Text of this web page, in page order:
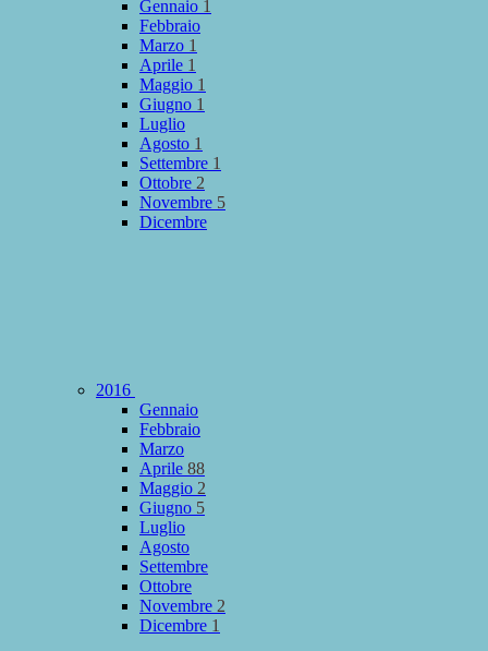
Gennaio 1
Febbraio
Marzo 1
Aprile 1
Maggio 1
Giugno 1
Luglio
Agosto 1
Settembre 1
Ottobre 2
Novembre 5
Dicembre
2016
Gennaio
Febbraio
Marzo
Aprile 88
Maggio 2
Giugno 5
Luglio
Agosto
Settembre
Ottobre
Novembre 2
Dicembre 1